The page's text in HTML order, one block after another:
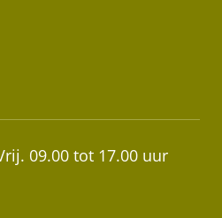
09.00 tot 17.00 uur